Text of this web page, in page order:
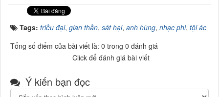
Tags: triều đại, gian thần, sát hại, anh hùng, nhạc phi, tội ác
Tổng số điểm của bài viết là: 0 trong 0 đánh giá
Click để đánh giá bài viết
Ý kiến bạn đọc